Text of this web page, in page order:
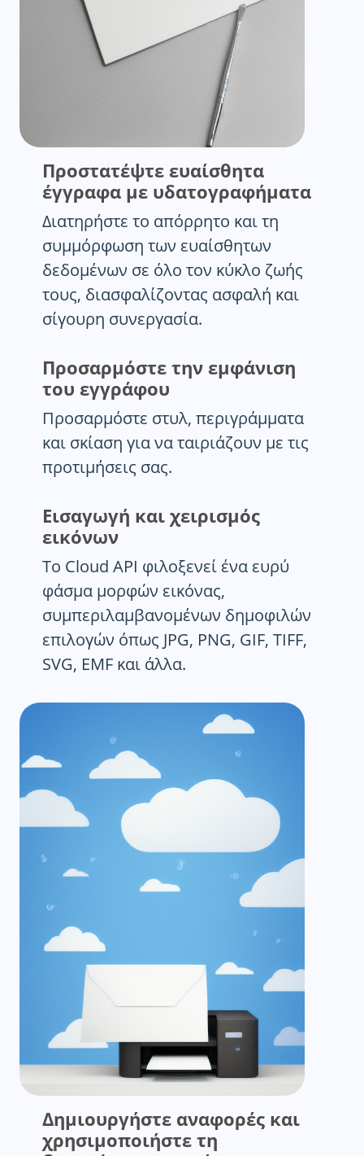
Προστατέψτε ευαίσθητα
έγγραφα με υδατογραφήματα
Διατηρήστε το απόρρητο και τη
συμμόρφωση των ευαίσθητων
δεδομένων σε όλο τον κύκλο ζωής
τους, διασφαλίζοντας ασφαλή και
σίγουρη συνεργασία.
Προσαρμόστε την εμφάνιση
του εγγράφου
Προσαρμόστε στυλ, περιγράμματα
και σκίαση για να ταιριάζουν με τις
προτιμήσεις σας.
Εισαγωγή και χειρισμός
εικόνων
Το Cloud API φιλοξενεί ένα ευρύ
φάσμα μορφών εικόνας,
συμπεριλαμβανομένων δημοφιλών
επιλογών όπως JPG, PNG, GIF, TIFF,
SVG, EMF και άλλα.
Δημιουργήστε αναφορές και
χρησιμοποιήστε τη